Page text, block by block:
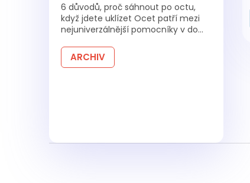
6 důvodů, proč sáhnout po octu,
když jdete uklízet Ocet patří mezi
nejuniverzálnější pomocníky v do...
ARCHIV